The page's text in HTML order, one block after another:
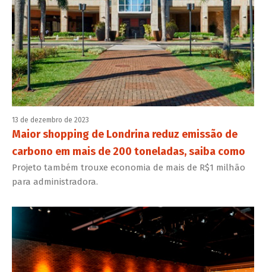
13 de dezembro de 2023
Maior shopping de Londrina reduz emissão de
carbono em mais de 200 toneladas, saiba como
Projeto também trouxe economia de mais de R$1 milhão
para administradora.